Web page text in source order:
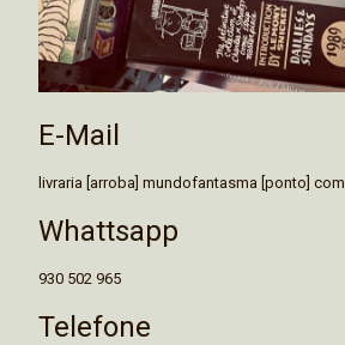
E-Mail
livraria [arroba] mundofantasma [ponto] com
Whattsapp
930 502 965
Telefone